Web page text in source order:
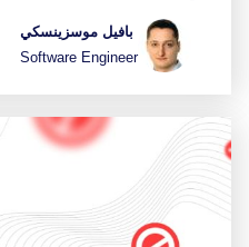
بافيل موسزينسكي
Software Engineer